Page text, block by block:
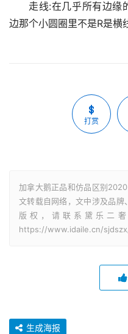
走线:在几乎所有边缘
边那个小圆圈里不是R是横
打赏
加拿大鹅正品和仿品区别
文转载自网络，文中涉及品
版权，请联系黛乐二奢
https://www.idaile.cn/
生成海报